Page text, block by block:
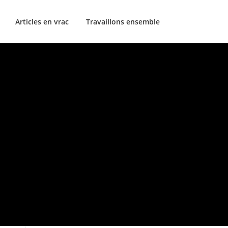
Articles en vrac Travaillons ensemble